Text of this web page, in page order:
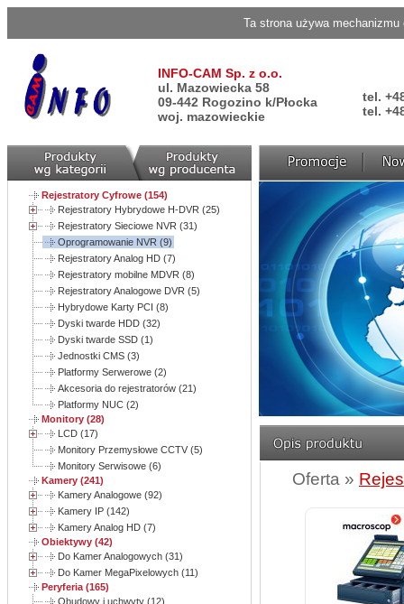
Ta strona używa
INFO-CAM Sp. z o.o.
ul. Mazowiecka 58
09-442 Rogozino k/Płocka
woj. mazowieckie
tel.
tel.
Rejestratory Cyfrowe (154)
Rejestratory Hybrydowe H-DVR (25)
Rejestratory Sieciowe NVR (31)
Oprogramowanie NVR (9)
Rejestratory Analog HD (7)
Rejestratory mobilne MDVR (8)
Rejestratory Analogowe DVR (5)
Hybrydowe Karty PCI (8)
Dyski twarde HDD (32)
Dyski twarde SSD (1)
Jednostki CMS (3)
Platformy Serwerowe (2)
Akcesoria do rejestratorów (21)
Platformy NUC (2)
Monitory (28)
LCD (17)
Monitory Przemysłowe CCTV (5)
Monitory Serwisowe (6)
Kamery (241)
Kamery Analogowe (92)
Kamery IP (142)
Kamery Analog HD (7)
Obiektywy (42)
Do Kamer Analogowych (31)
Do Kamer MegaPixelowych (11)
Peryferia (165)
Obudowy i uchwyty (12)
Oferta »